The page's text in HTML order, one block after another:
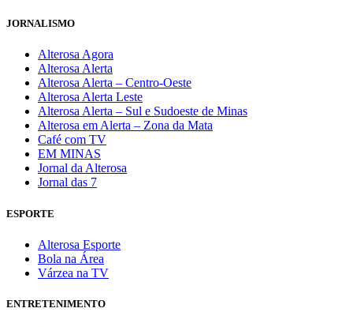
JORNALISMO
Alterosa Agora
Alterosa Alerta
Alterosa Alerta – Centro-Oeste
Alterosa Alerta Leste
Alterosa Alerta – Sul e Sudoeste de Minas
Alterosa em Alerta – Zona da Mata
Café com TV
EM MINAS
Jornal da Alterosa
Jornal das 7
ESPORTE
Alterosa Esporte
Bola na Área
Várzea na TV
ENTRETENIMENTO